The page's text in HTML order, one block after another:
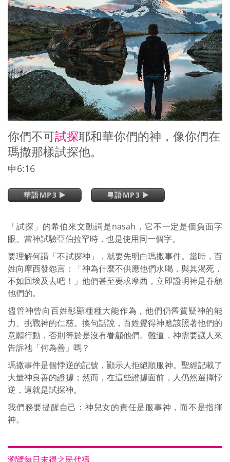
你們不可試探耶和華你們的神，像你們在
瑪撒那樣試探他。
申6:16
華語MP3 粵語MP3
「試探」的希伯來文動詞是nasah，它不一定是個負面字
眼。當神試驗亞伯拉罕時，也是使用同一個字。
要理解何謂「不試探神」，就要先明白瑪撒事件。當時，百
姓向摩西發怨言：「神為什麼不供應他們水喝，與其渴死，
不如回埃及去吧！」他們甚至要求摩西，立即證明神是眷顧
他們的。
儘管神曾向百姓彰顯種種大能作為，他們仍舊質疑神的能
力、挑戰神的仁慈。換句話說，百姓覺得神應該照著他們的
意願行動，否則等於是沒有眷顧他們。難道，神需要讓人來
告訴祂「何為善」嗎？
瑪撒事件是個悖逆的記號，顯示人拒絕順服神。聖經記載了
大量神良善的證據；然而，在這些證據面前，人仍然選擇悖
逆，這就是試探神。
我們務要提醒自己：神兒女的責任是服事神，而不是指揮
神。
瀏覽每日未得之民代禱